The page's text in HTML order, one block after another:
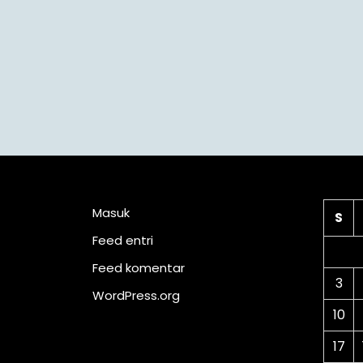
Masuk
Feed entri
Feed komentar
WordPress.org
S
3
10
17